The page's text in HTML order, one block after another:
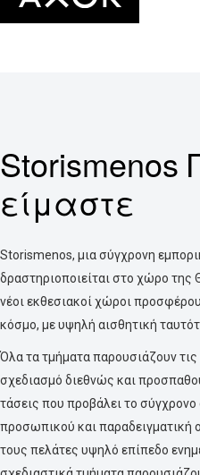
Storismenos
είμαστε
Storismenos, μια σύγχρονη
δραστηριοποιείται στο χώρο της
νέοι εκθεσιακοί χώροι
κόσμο, με υψηλή αισθητική
Όλα τα τμήματα παρουσιάζουν τις
σχεδιασμό διεθνώς και
τάσεις που προβάλει το σύγχρονο
προσωπικού και παραδειγματική
τους πελάτες υψηλό επίπεδο